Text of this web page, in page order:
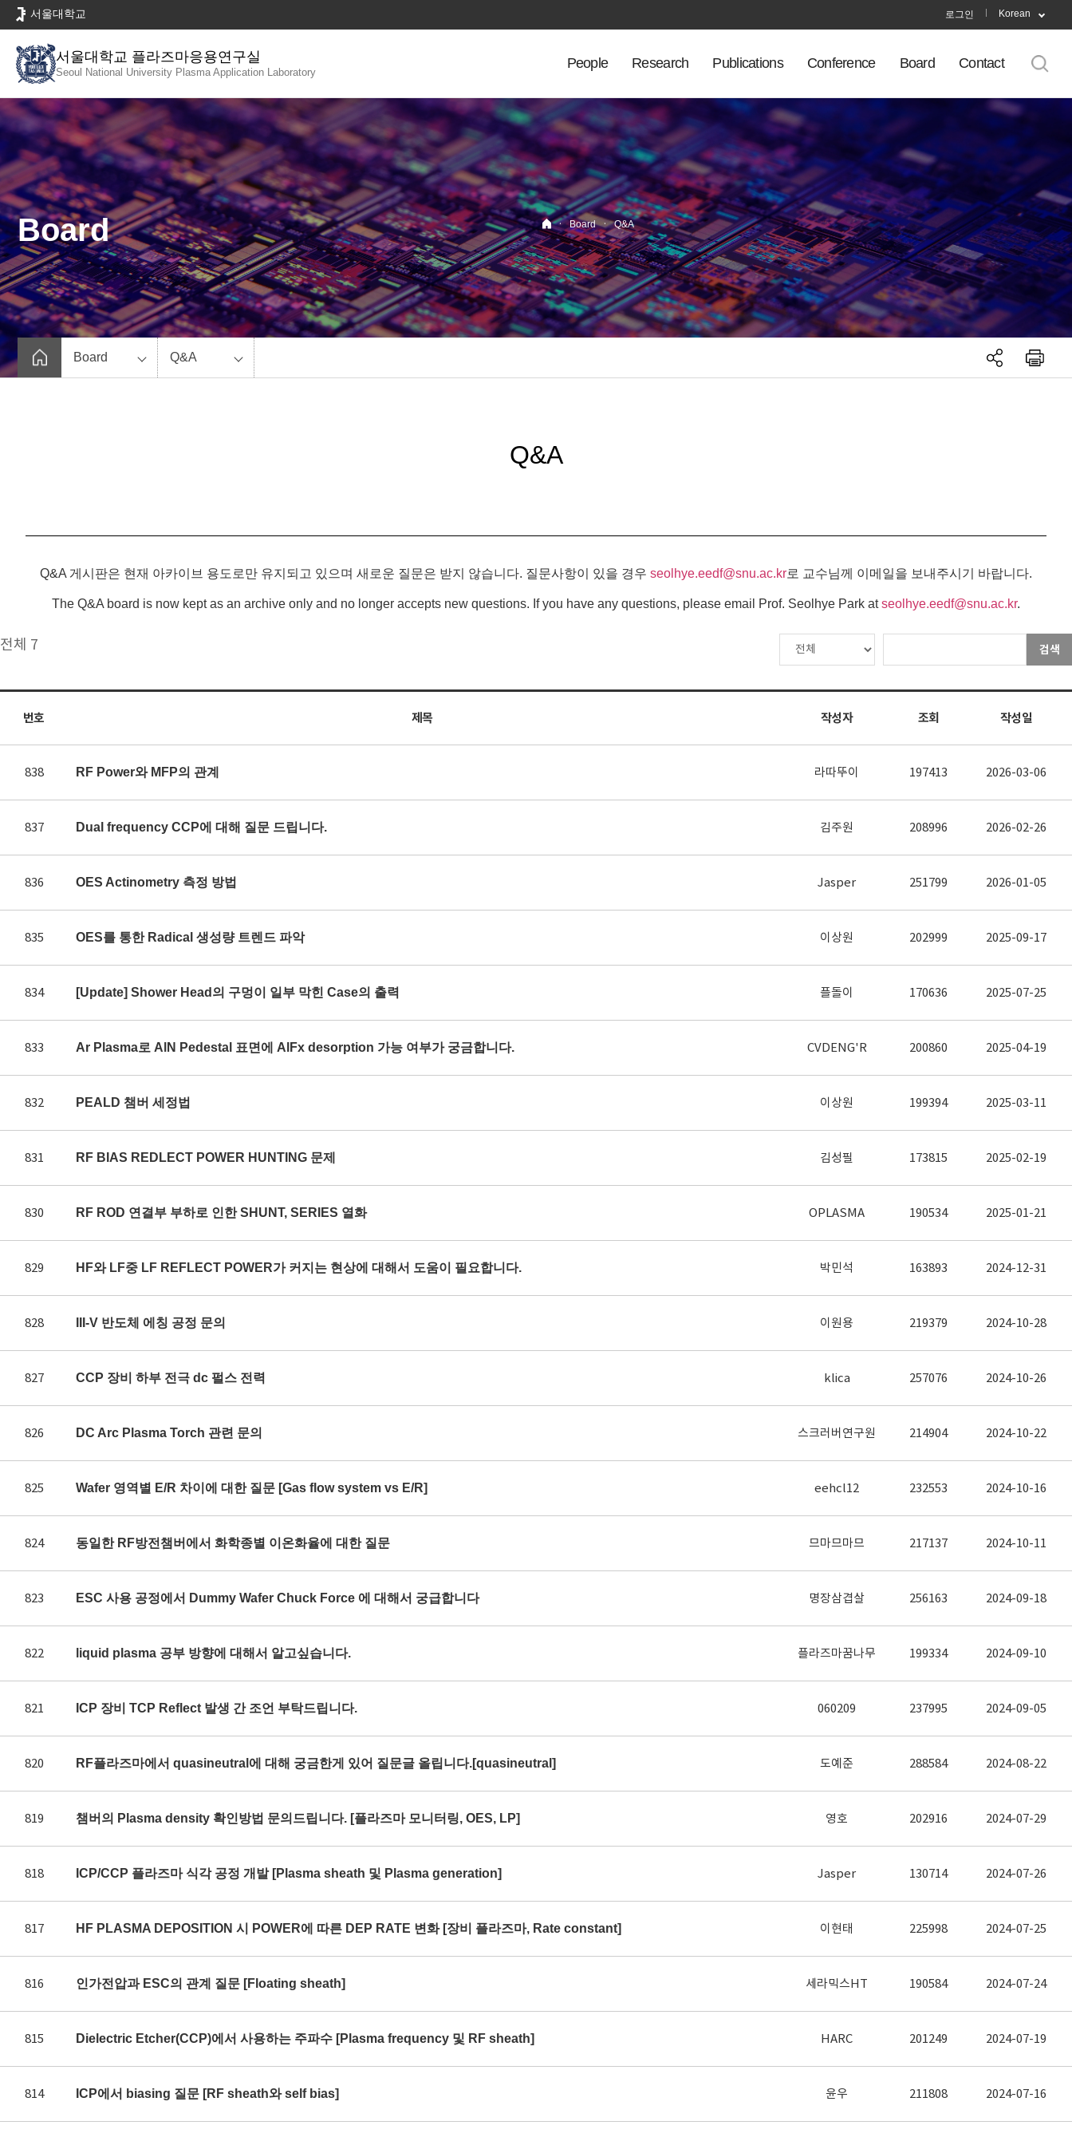
로
뉴
서울대학교 로그인 Korean
서울대학교 플라즈마응용연구실
Seoul National University Plasma Application Laboratory
People Research Publications Conference Board Contact
Board · Board · Q&A
Board Q&A
Q&A
Q&A 게시판은 현재 아카이브 용도로만 유지되고 있으며 새로운 질문은 받지 않습니다. 질문사항이 있을 경우 seolhye.eedf@snu.ac.kr로 교수님께 이메일을 보내주시기 바랍니다.
The Q&A board is now kept as an archive only and no longer accepts new questions. If you have any questions, please email Prof. Seolhye Park atseolhye.eedf@snu.ac.kr.
전체 7 검색
번호 제목 작성자 조회 작성일
838 RF Power와 MFP의 관계 라따뚜이 197413 2026-03-06
837 Dual frequency CCP에 대해 질문 드립니다. 김주원 208996 2026-02-26
836 OES Actinometry 측정 방법 Jasper 251799 2026-01-05
835 OES를 통한 Radical 생성량 트렌드 파악 이상원 202999 2025-09-17
834 [Update] Shower Head의 구멍이 일부 막힌 Case의 출력 플돌이 170636 2025-07-25
833 Ar Plasma로 AlN Pedestal 표면에 AlFx desorption 가능 여부가 궁금합니다. CVDENG'R 200860 2025-04-19
832 PEALD 챔버 세정법 이상원 199394 2025-03-11
831 RF BIAS REDLECT POWER HUNTING 문제 김성필 173815 2025-02-19
830 RF ROD 연결부 부하로 인한 SHUNT, SERIES 열화 OPLASMA 190534 2025-01-21
829 HF와 LF중 LF REFLECT POWER가 커지는 현상에 대해서 도움이 필요합니다. 박민석 163893 2024-12-31
828 III-V 반도체 에칭 공정 문의 이원용 219379 2024-10-28
827 CCP 장비 하부 전극 dc 펄스 전력 klica 257076 2024-10-26
826 DC Arc Plasma Torch 관련 문의 스크러버연구원 214904 2024-10-22
825 Wafer 영역별 E/R 차이에 대한 질문 [Gas flow system vs E/R] eehcl12 232553 2024-10-16
824 동일한 RF방전챔버에서 화학종별 이온화율에 대한 질문 므마므마므 217137 2024-10-11
823 ESC 사용 공정에서 Dummy Wafer Chuck Force 에 대해서 궁급합니다 명장삼겹살 256163 2024-09-18
822 liquid plasma 공부 방향에 대해서 알고싶습니다. 플라즈마꿈나무 199334 2024-09-10
821 ICP 장비 TCP Reflect 발생 간 조언 부탁드립니다. 060209 237995 2024-09-05
820 RF플라즈마에서 quasineutral에 대해 궁금한게 있어 질문글 올립니다.[quasineutral] 도예준 288584 2024-08-22
819 챔버의 Plasma density 확인방법 문의드립니다. [플라즈마 모니터링, OES, LP] 영호 202916 2024-07-29
818 ICP/CCP 플라즈마 식각 공정 개발 [Plasma sheath 및 Plasma generation] Jasper 130714 2024-07-26
817 HF PLASMA DEPOSITION 시 POWER에 따른 DEP RATE 변화 [장비 플라즈마, Rate constant] 이현태 225998 2024-07-25
816 인가전압과 ESC의 관계 질문 [Floating sheath] 세라믹스HT 190584 2024-07-24
815 Dielectric Etcher(CCP)에서 사용하는 주파수 [Plasma frequency 및 RF sheath] HARC 201249 2024-07-19
814 ICP에서 biasing 질문 [RF sheath와 self bias] 윤우 211808 2024-07-16